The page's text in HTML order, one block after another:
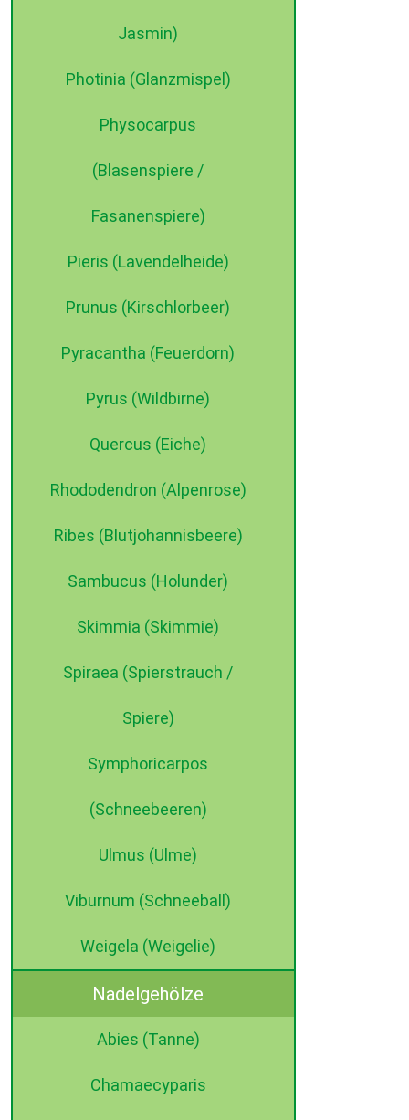
Jasmin)
Photinia (Glanzmispel)
Physocarpus
(Blasenspiere /
Fasanenspiere)
Pieris (Lavendelheide)
Prunus (Kirschlorbeer)
Pyracantha (Feuerdorn)
Pyrus (Wildbirne)
Quercus (Eiche)
Rhododendron (Alpenrose)
Ribes (Blutjohannisbeere)
Sambucus (Holunder)
Skimmia (Skimmie)
Spiraea (Spierstrauch /
Spiere)
Symphoricarpos
(Schneebeeren)
Ulmus (Ulme)
Viburnum (Schneeball)
Weigela (Weigelie)
Nadelgehölze
Abies (Tanne)
Chamaecyparis